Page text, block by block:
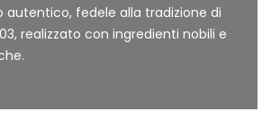
autentico, fedele alla tradizione di
realizzato con ingredienti nobili e